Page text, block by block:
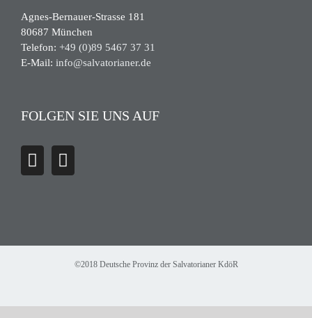
Agnes-Bernauer-Strasse 181
80687 München
Telefon: +49 (0)89 5467 37 31
E-Mail: info@salvatorianer.de
FOLGEN SIE UNS AUF
©2018 Deutsche Provinz der Salvatorianer KdöR